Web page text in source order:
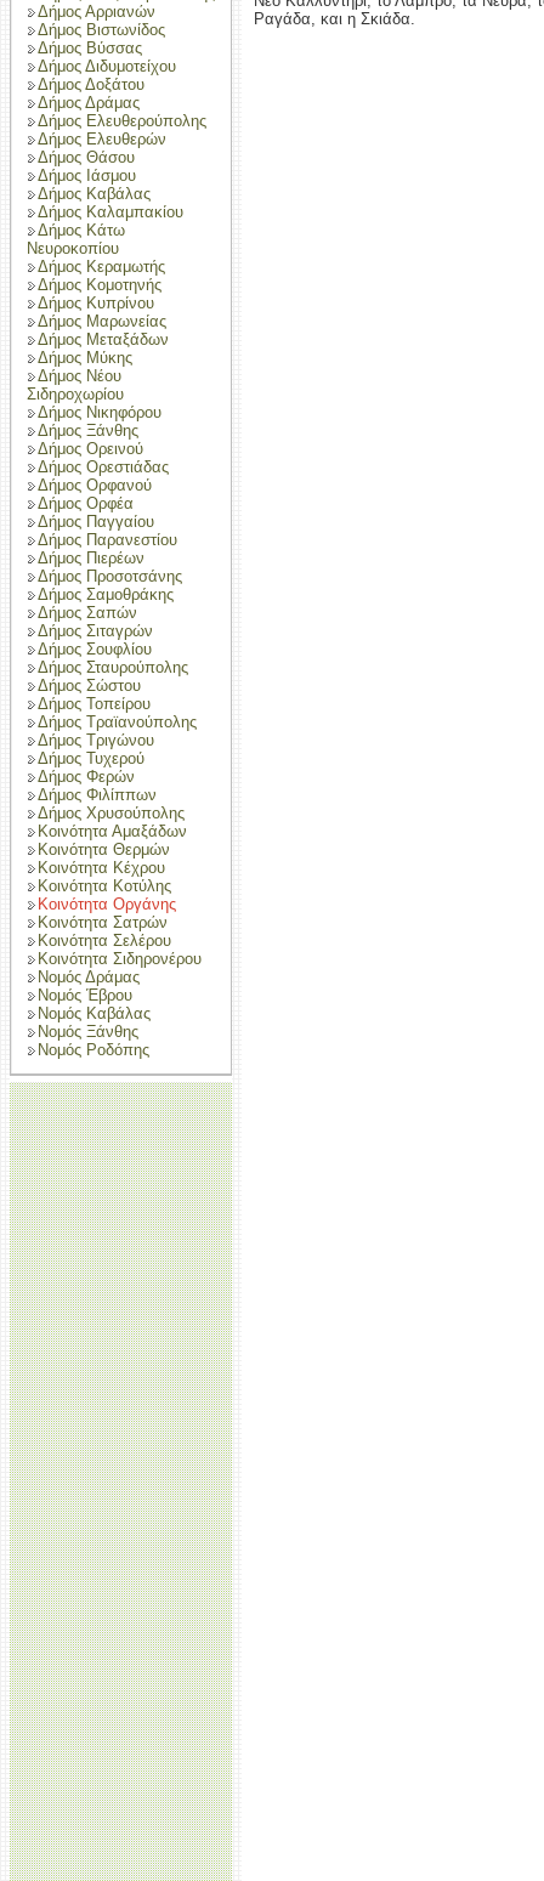
Δήμος Αρριανών
Δήμος Βιστωνίδος
Δήμος Βύσσας
Δήμος Διδυμοτείχου
Δήμος Δοξάτου
Δήμος Δράμας
Δήμος Ελευθερούπολης
Δήμος Ελευθερών
Δήμος Θάσου
Δήμος Ιάσμου
Δήμος Καβάλας
Δήμος Καλαμπακίου
Δήμος Κάτω
Νευροκοπίου
Δήμος Κεραμωτής
Δήμος Κομοτηνής
Δήμος Κυπρίνου
Δήμος Μαρωνείας
Δήμος Μεταξάδων
Δήμος Μύκης
Δήμος Νέου
Σιδηροχωρίου
Δήμος Νικηφόρου
Δήμος Ξάνθης
Δήμος Ορεινού
Δήμος Ορεστιάδας
Δήμος Ορφανού
Δήμος Ορφέα
Δήμος Παγγαίου
Δήμος Παρανεστίου
Δήμος Πιερέων
Δήμος Προσοτσάνης
Δήμος Σαμοθράκης
Δήμος Σαπών
Δήμος Σιταγρών
Δήμος Σουφλίου
Δήμος Σταυρούπολης
Δήμος Σώστου
Δήμος Τοπείρου
Δήμος Τραϊανούπολης
Δήμος Τριγώνου
Δήμος Τυχερού
Δήμος Φερών
Δήμος Φιλίππων
Δήμος Χρυσούπολης
Κοινότητα Αμαξάδων
Κοινότητα Θερμών
Κοινότητα Κέχρου
Κοινότητα Κοτύλης
Κοινότητα Οργάνης
Κοινότητα Σατρών
Κοινότητα Σελέρου
Κοινότητα Σιδηρονέρου
Νομός Δράμας
Νομός Έβρου
Νομός Καβάλας
Νομός Ξάνθης
Νομός Ροδόπης
Ραγάδα, και η Σκιάδα.